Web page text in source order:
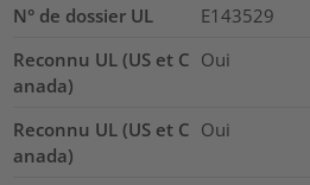
N° de dossier UL
E143529
Reconnu UL (US et C
anada)
Oui
Reconnu UL (US et C
anada)
Oui